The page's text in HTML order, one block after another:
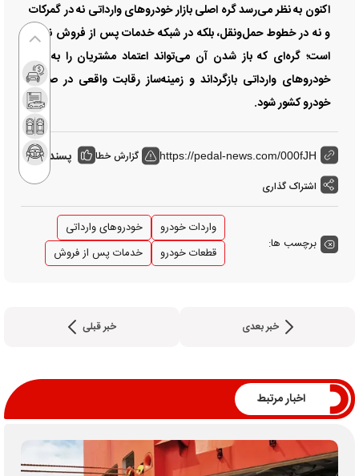
اکنون به نظر می‌رسد گره اصلی بازار خودرو‌های وارداتی نه در گمرکات
و نه در خطوط حمل‌ونقل، بلکه در شبکه خدمات پس از فروش نهفته
است؛ گره‌ای که باز شدن آن می‌تواند اعتماد مشتریان را به بازار
خودرو‌های وارداتی بازگرداند و زمینه‌ساز رقابت واقعی در صنعت
خودرو کشور شود.
https://pedal-news.com/000fJH گزارش خطا پسندها:0
اشتراک گذاری
برچسب ها:
واردات خودرو
خودروهای وارداتی
قطعات خودرو
خدمات پس از فروش
خبر بعدی خبر قبلی
اخبار مرتبط